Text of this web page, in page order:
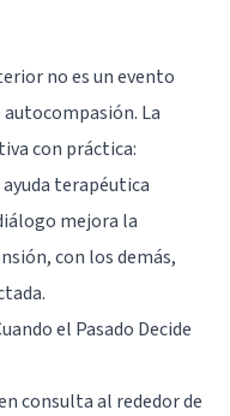
no es un evento
La
con práctica:
terapéutica
mejora la
con los demás,
el Pasado Decide
consulta al rededor de